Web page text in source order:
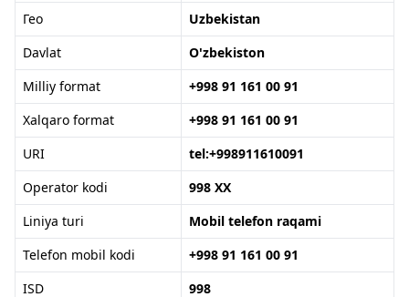
Гео
Uzbekistan
Davlat
O'zbekiston
Milliy format
+998 91 161 00 91
Xalqaro format
+998 91 161 00 91
URI
tel:+998911610091
Operator kodi
998 XX
Liniya turi
Mobil telefon raqami
Telefon mobil kodi
+998 91 161 00 91
ISD
998